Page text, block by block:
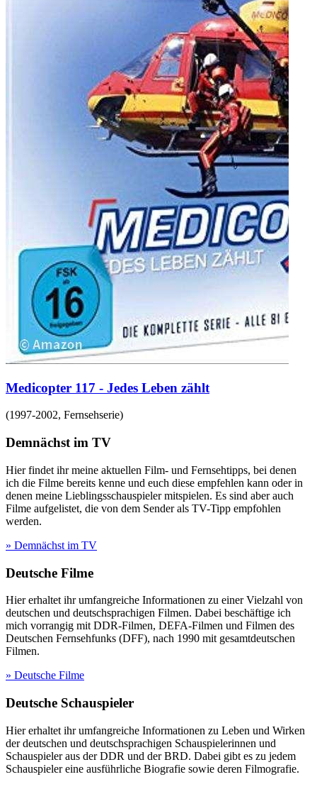
Medicopter 117 - Jedes Leben zählt
(1997-2002, Fernsehserie)
Demnächst im TV
Hier findet ihr meine aktuellen Film- und Fernsehtipps, bei denen
ich die Filme bereits kenne und euch diese empfehlen kann oder in
denen meine Lieblingsschauspieler mitspielen. Es sind aber auch
Filme aufgelistet, die von dem Sender als TV-Tipp empfohlen
werden.
» Demnächst im TV
Deutsche Filme
Hier erhaltet ihr umfangreiche Informationen zu einer Vielzahl von
deutschen und deutschsprachigen Filmen. Dabei beschäftige ich
mich vorrangig mit DDR-Filmen, DEFA-Filmen und Filmen des
Deutschen Fernsehfunks (DFF), nach 1990 mit gesamtdeutschen
Filmen.
» Deutsche Filme
Deutsche Schauspieler
Hier erhaltet ihr umfangreiche Informationen zu Leben und Wirken
der deutschen und deutschsprachigen Schauspielerinnen und
Schauspieler aus der DDR und der BRD. Dabei gibt es zu jedem
Schauspieler eine ausführliche Biografie sowie deren Filmografie.